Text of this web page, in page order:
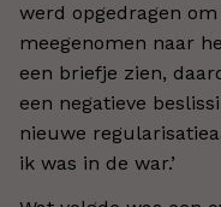
werd opgedragen
meegenomen naar
een briefje zien,
een negatieve
nieuwe
ik was in de war.’